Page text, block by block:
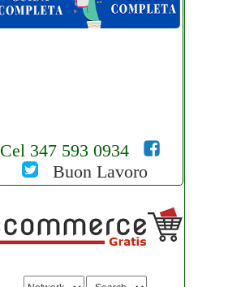
Cel 347 593 0934
Buon Lavoro